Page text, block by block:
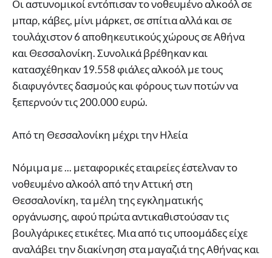
Οι αστυνομικοί εντόπισαν το νοθευμένο αλκοόλ σε
μπαρ, κάβες, μίνι μάρκετ, σε σπίτια αλλά και σε
τουλάχιστον 6 αποθηκευτικούς χώρους σε Αθήνα
και Θεσσαλονίκη. Συνολικά βρέθηκαν και
κατασχέθηκαν 19.558 φιάλες αλκοόλ με τους
διαφυγόντες δασμούς και φόρους των ποτών να
ξεπερνούν τις 200.000 ευρώ.
Από τη Θεσσαλονίκη μέχρι την Ηλεία
Νόμιμα με ... μεταφορικές εταιρείες έστελναν το
νοθευμένο αλκοόλ από την Αττική στη
Θεσσαλονίκη, τα μέλη της εγκληματικής
οργάνωσης, αφού πρώτα αντικαθιστούσαν τις
βουλγάρικες ετικέτες. Μια από τις υποομάδες είχε
αναλάβει την διακίνηση στα μαγαζιά της Αθήνας και